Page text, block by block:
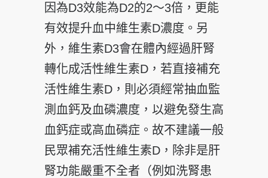
因為D3效能為D2的2～3倍，更能
有效提升血中維生素D濃度。另
外，維生素D3會在體內經過肝腎
轉化成活性維生素D，若直接補充
活性維生素D，則必須經常抽血監
測血鈣及血磷濃度，以避免發生高
血鈣症或高血磷症。故不建議一般
民眾補充活性維生素D，除非是肝
腎功能嚴重不全者（例如洗腎患